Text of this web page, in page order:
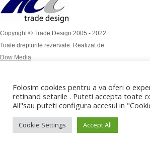
Copyright © Trade Design 2005 - 2022.
Toate drepturile rezervate. Realizat de
Dow Media
Mob: 0732 / 970 192
office@tradedesign.ro ,
vanzari@tradedesign.ro
Folosim cookies pentru a va oferi o
retinand setarile . Puteti accepta toate
All"sau puteti configura accesul in
Cookie Settings Accept All